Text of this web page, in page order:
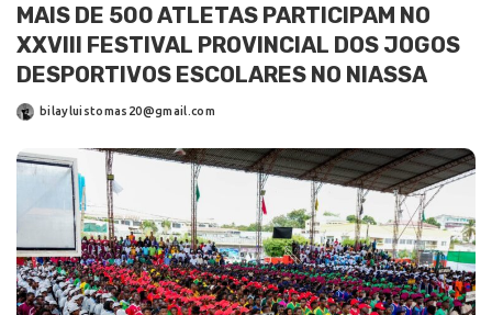
MAIS DE 500 ATLETAS PARTICIPAM NO
XXVIII FESTIVAL PROVINCIAL DOS JOGOS
DESPORTIVOS ESCOLARES NO NIASSA
bilayluistomas20@gmail.com